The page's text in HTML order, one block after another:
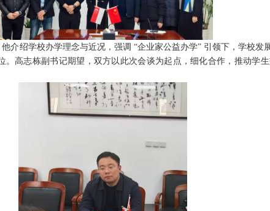
介绍学校办学理念与近况，强调 “企业家公益办学” 引领下，学校
高志栋副书记期望，双方以此次会谈为起点，细化合作，推动学